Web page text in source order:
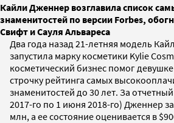
Кайли Дженнер возглавила список
знаменитостей по версии Forbes,
Свифт и Сауля Альвареса
Два года назад 21-летняя модель
запустила марку косметики Kylie
косметический бизнес помог
строчку рейтинга самых
знаменитостей до 30 лет. За
2017-го по 1 июня 2018-го) Дженнер
млн, а ее состояние оценивается в